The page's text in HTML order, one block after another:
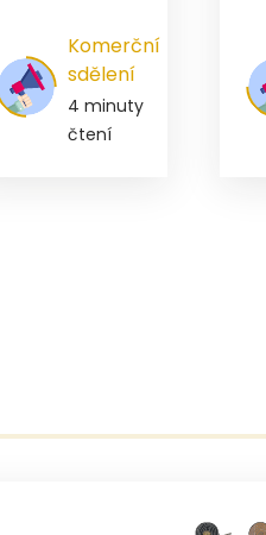
Komerční
sdělení
4 minuty
čtení